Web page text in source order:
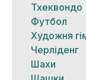
Тхеквондо
Футбол
Художня
Черліденг
Шахи